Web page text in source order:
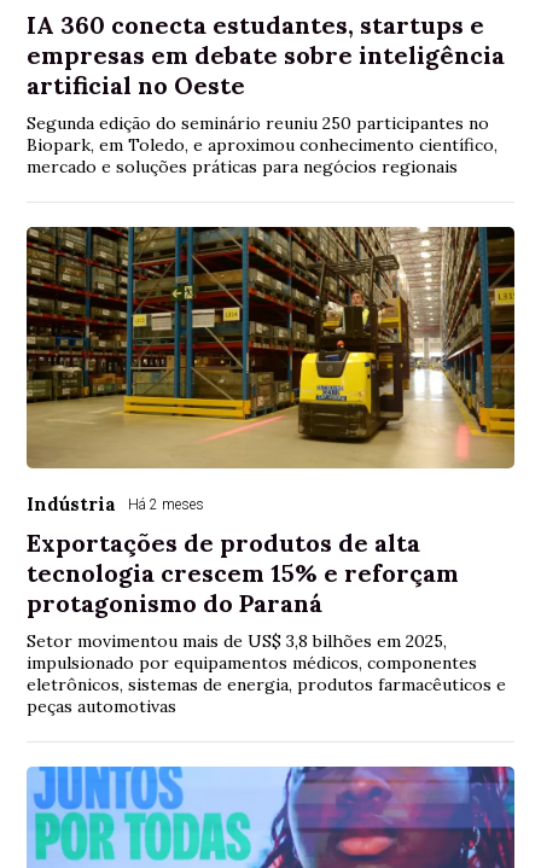
IA 360 conecta estudantes, startups e
empresas em debate sobre inteligência
artificial no Oeste
Segunda edição do seminário reuniu 250 participantes no
Biopark, em Toledo, e aproximou conhecimento científico,
mercado e soluções práticas para negócios regionais
Indústria Há 2 meses
Exportações de produtos de alta
tecnologia crescem 15% e reforçam
protagonismo do Paraná
Setor movimentou mais de US$ 3,8 bilhões em 2025,
impulsionado por equipamentos médicos, componentes
eletrônicos, sistemas de energia, produtos farmacêuticos e
peças automotivas